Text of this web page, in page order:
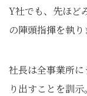
Y社でも、先ほど
の陣頭指揮を執り
社長は全事業所
り出すことを訓